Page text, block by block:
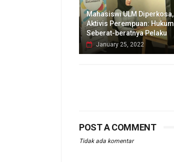
Mahasiswi ULM Diperkosa,
Aktivis Perempuan: Hukum
Seberat-beratnya Pelaku
January 25, 2022
POST A COMMENT
Tidak ada komentar